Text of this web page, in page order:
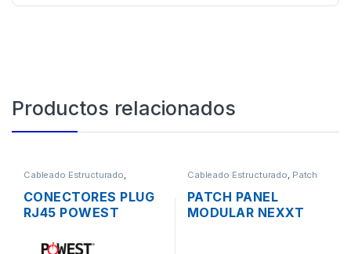
Productos relacionados
Cableado Estructurado,
CONECTORES PLUG
RJ45 POWEST
BLINDADOS CAT6A
Cableado Estructurado, Patch
PATCH PANEL
MODULAR NEXXT